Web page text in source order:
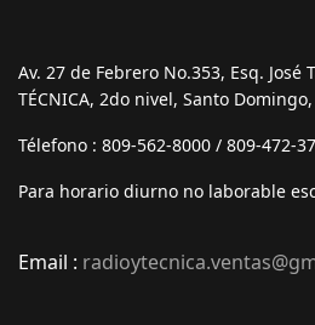
Av. 27 de Febrero No.353, Esq. José
TÉCNICA, 2do nivel, Santo
Télefono : 809-562-8000 / 809-472-
Para horario diurno no laborable
Email :